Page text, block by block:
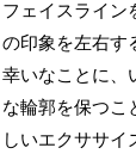
フェイスライン
の印象を左右す
幸いなことに、
な輪郭を保つこ
しいエクササイ